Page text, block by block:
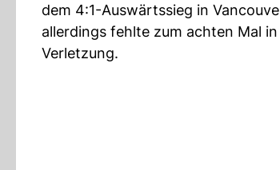
dem 4:1-Auswärtssieg in
allerdings fehlte zum achten Mal
Verletzung.